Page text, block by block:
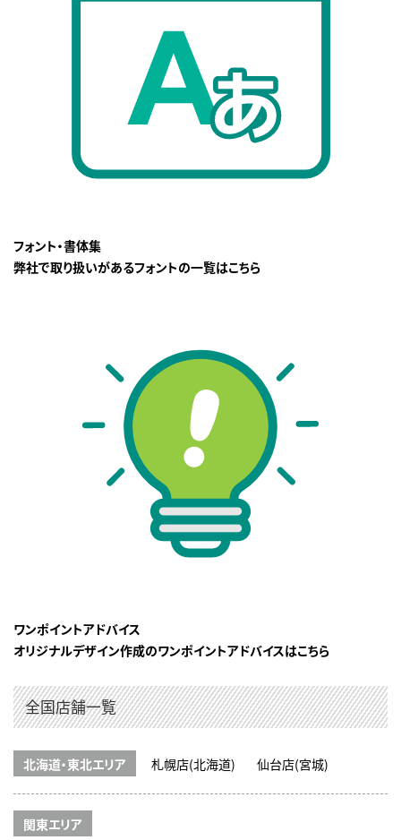
フォント・書体集
弊社で取り扱いがあるフォントの一覧はこちら
ワンポイントアドバイス
オリジナルデザイン作成のワンポイントアドバイスはこちら
全国店舗一覧
北海道・東北エリア 札幌店(北海道) 仙台店(宮城)
関東エリア